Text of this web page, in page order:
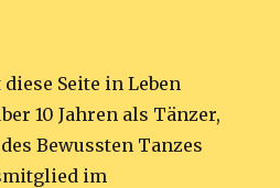
Seite in Leben
10 Jahren als Tänzer,
Bewussten Tanzes
im